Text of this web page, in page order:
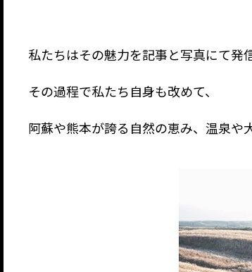
私たちはその魅力を記事と写真にて発
その過程で私たち自身も改めて、
阿蘇や熊本が誇る自然の恵み、温泉や